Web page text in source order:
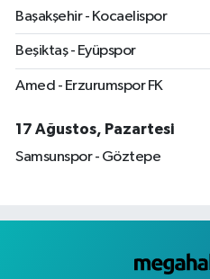
Başakşehir - Kocaelispor
Beşiktaş - Eyüpspor
Amed - Erzurumspor FK
17 Ağustos, Pazartesi
Samsunspor - Göztepe